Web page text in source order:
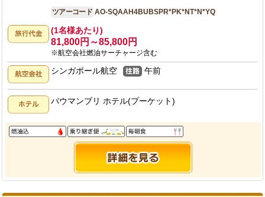
ツアーコード AO-SQAAH4BUBSPR*PK*NT*N*YQ
(1名様あたり)
81,800円～85,800円
※航空会社燃油サーチャージ含む
シンガポール航空 午前
バウマンブリ ホテル(プーケット)